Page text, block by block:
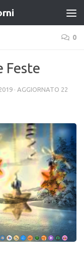
0
Feste
· AGGIORNATO 22